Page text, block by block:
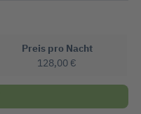
Preis pro Nacht
128,00 €